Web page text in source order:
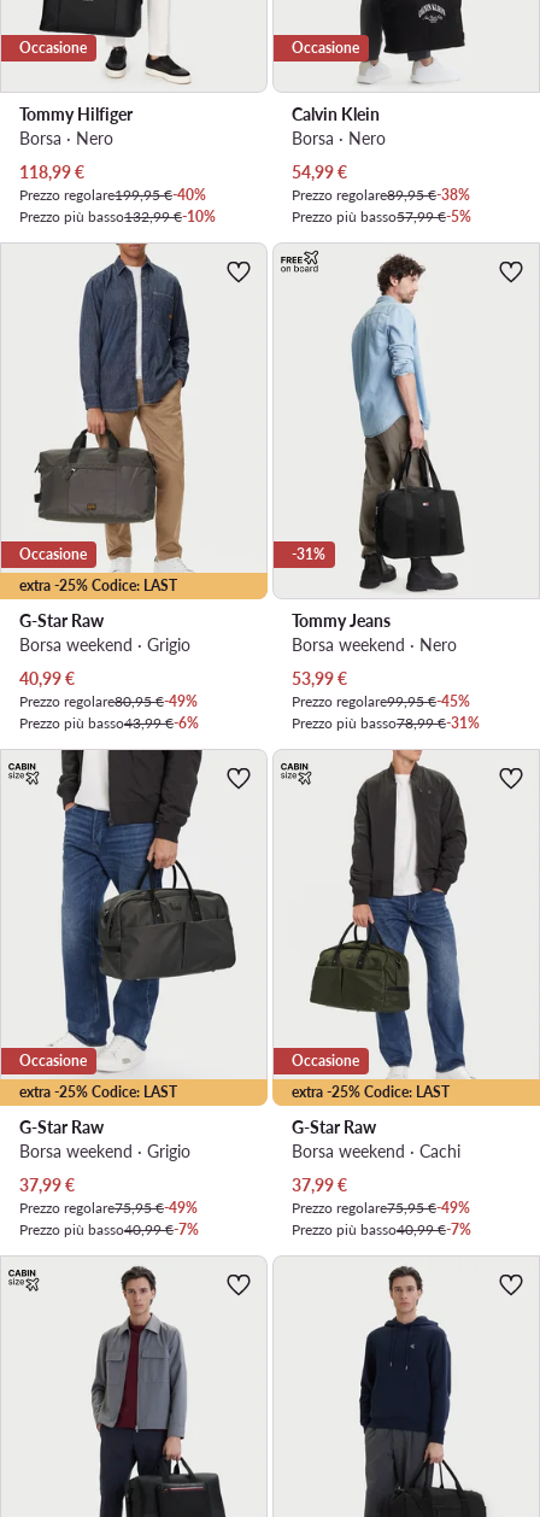
Occasione
Tommy Hilfiger
Borsa · Nero
Prezzo attuale
118,99€
Prezzo regolare199,95 €-40%
Prezzo più basso132,99 €-10%
Occasione
Calvin Klein
Borsa · Nero
Prezzo attuale
54,99€
Prezzo regolare89,95 €-38%
Prezzo più basso57,99 €-5%
extra -25% Codice: LAST
Occasione
G-Star Raw
Borsa weekend · Grigio
Prezzo attuale
40,99€
Prezzo regolare80,95 €-49%
Prezzo più basso43,99 €-6%
-31%
Tommy Jeans
Borsa weekend · Nero
Prezzo attuale
53,99€
Prezzo regolare99,95 €-45%
Prezzo più basso78,99 €-31%
extra -25% Codice: LAST
Occasione
G-Star Raw
Borsa weekend · Grigio
Prezzo attuale
37,99€
Prezzo regolare75,95 €-49%
Prezzo più basso40,99 €-7%
extra -25% Codice: LAST
Occasione
G-Star Raw
Borsa weekend · Cachi
Prezzo attuale
37,99€
Prezzo regolare75,95 €-49%
Prezzo più basso40,99 €-7%